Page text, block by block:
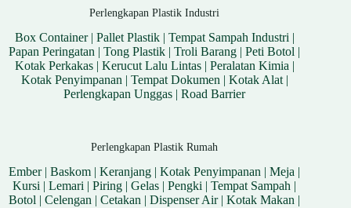
Perlengkapan Plastik Industri
Box Container| Pallet Plastik| Tempat Sampah Industri |
Papan Peringatan |Tong Plastik |Troli Barang |Peti Botol |
Kotak Perkakas| Kerucut Lalu Lintas| Peralatan Kimia |
Kotak Penyimpanan | Tempat Dokumen | Kotak Alat|
Perlengkapan Unggas |Road Barrier
Perlengkapan Plastik Rumah
Ember|Baskom |Keranjang |Kotak Penyimpanan |Meja |
Kursi |Lemari |Piring |Gelas |Pengki |Tempat Sampah |
Botol |Celengan |Cetakan |Dispenser Air|Kotak Makan |